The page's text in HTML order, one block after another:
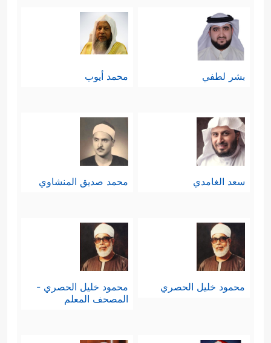
بشر لطفي محمد أيوب
سعد الغامدي محمد صديق المنشاوي
محمود خليل الحصري
محمود خليل الحصري -
المصحف المعلم